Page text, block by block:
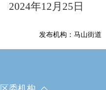
2024年12月 25 日
发布机构：马山街道